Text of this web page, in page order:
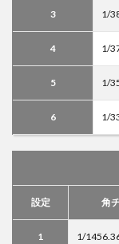
3 1/
4 1/
5 1/
6 1/
設定 角
1 1/